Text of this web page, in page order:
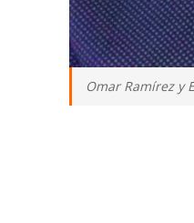
Omar Ramírez y